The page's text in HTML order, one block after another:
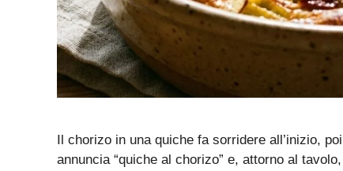
Il chorizo in una quiche fa sorridere all’inizio,
annuncia “quiche al chorizo” e, attorno al